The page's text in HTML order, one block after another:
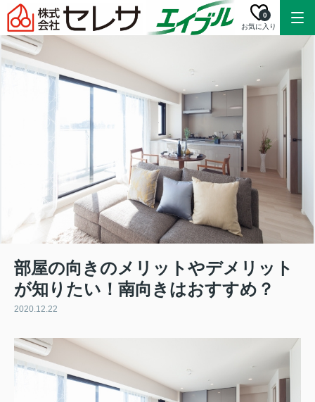
お気に入り
0
部屋の向きのメリットやデメリット
が知りたい！南向きはおすすめ？
2020.12.22